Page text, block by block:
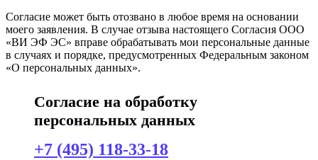
Согласие может быть отозвано в любое время на основании
моего заявления. В случае отзыва настоящего Согласия ООО
«ВИ ЭФ ЭС» вправе обрабатывать мои персональные данные
в случаях и порядке, предусмотренных Федеральным законом
«О персональных данных».
Согласие на обработку
персональных данных
+7 (495) 118-33-18